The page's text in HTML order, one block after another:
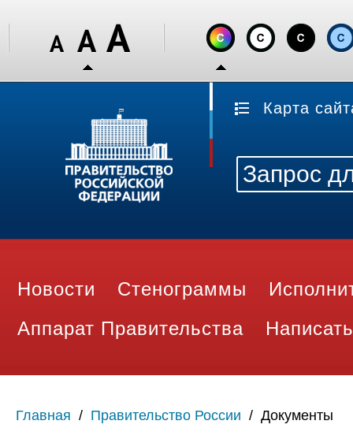
Карта
Новости Стенограммы
Аппарат Правительства
Главная / Правительство России / Документы